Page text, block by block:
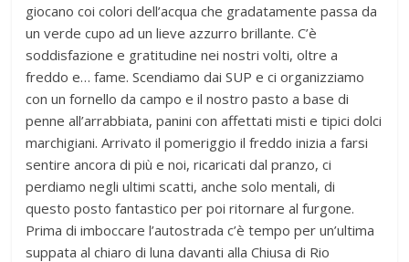
giocano coi colori dell’acqua che gradatamente passa da
un verde cupo ad un lieve azzurro brillante. C’è
soddisfazione e gratitudine nei nostri volti, oltre a
freddo e… fame. Scendiamo dai SUP e ci organizziamo
con un fornello da campo e il nostro pasto a base di
penne all’arrabbiata, panini con affettati misti e tipici dolci
marchigiani. Arrivato il pomeriggio il freddo inizia a farsi
sentire ancora di più e noi, ricaricati dal pranzo, ci
perdiamo negli ultimi scatti, anche solo mentali, di
questo posto fantastico per poi ritornare al furgone.
Prima di imboccare l’autostrada c’è tempo per un’ultima
suppata al chiaro di luna davanti alla Chiusa di Rio